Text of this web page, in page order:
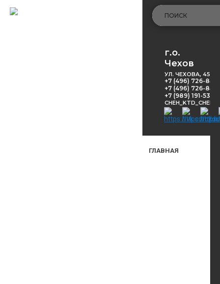
г.о.
Чехов
УЛ. ЧЕХОВА, 45
+7 (496) 726-
+7 (496) 726-
+7 (989) 191-53-
ГЛАВНАЯ